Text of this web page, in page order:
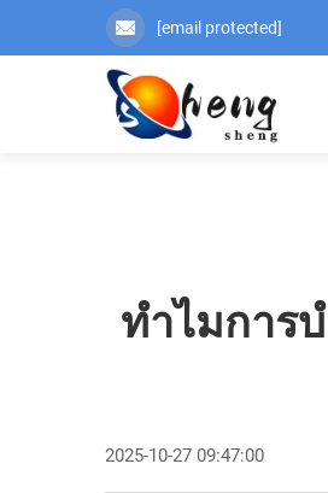
[email protected]
ทำไมการ
2025-10-27 09:47:00